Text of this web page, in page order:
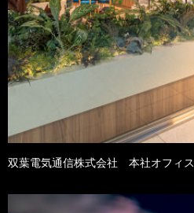
双葉電気通信株式会社 本社オフィス